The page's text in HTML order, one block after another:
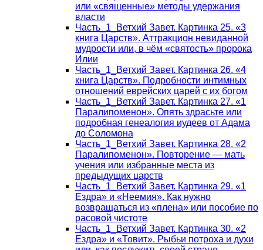
или «священные» методы удержания
власти
Часть_1_Ветхий Завет. Картинка 25. «3
книга Царств». Аттракцион невиданной
мудрости или, в чём «святость» пророка
Илии
Часть_1_Ветхий Завет. Картинка 26. «4
книга Царств». Подробности интимных
отношений еврейских царей с их богом
Часть_1_Ветхий Завет. Картинка 27. «1
Паралипоменон». Опять здрасьте или
подробная генеалогия иудеев от Адама
до Соломона
Часть_1_Ветхий Завет. Картинка 28. «2
Паралипоменон». Повторение — мать
учения или избранные места из
предыдущих царств
Часть_1_Ветхий Завет. Картинка 29. «1
Ездра» и «Неемия». Как нужно
возвращаться из «плена» или пособие по
расовой чистоте
Часть_1_Ветхий Завет. Картинка 30. «2
Ездра» и «Товит». Рыбьи потроха и духи